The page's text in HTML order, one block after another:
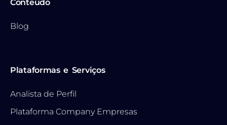
Conteúdo
Blog
Plataformas e Serviços
Analista de Perfil
Plataforma Company Empresas